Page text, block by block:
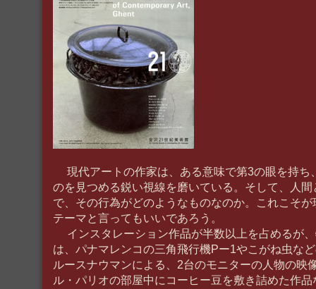
現代アートの作家は、ある意味で第3の眼を持ち
のを見つめる鋭い視線を磨いている。そして、人
で、その行為がどのようなものなのか。これこそ
テーマと言ってもいいであろう。
インスタレーション作品が半数以上を占めるが
は、パナマレンコの三角飛行機Pー1やこがね虫な
ルースナウマンによる、2台のモニターの人物の映
ル・パリオの部屋中にコーヒー豆を敷き詰めた作